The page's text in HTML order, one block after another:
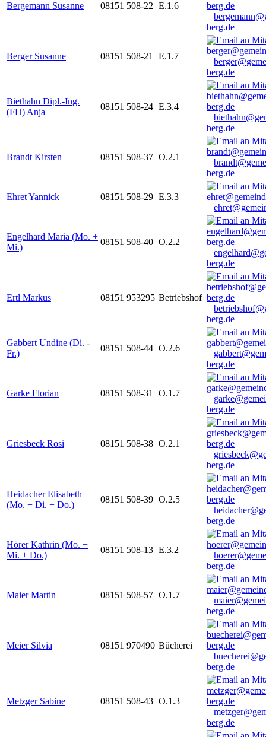
Bergemann Susanne 08151 508-22 E.1.6
berg.de
Berger Susanne 08151 508-21 E.1.7
berg.de
Biethahn Dipl.-Ing.
(FH) Anja
08151 508-24 E.3.4
berg.de
Brandt Kirsten 08151 508-37 O.2.1
berg.de
Ehret Yannick 08151 508-29 E.3.3
Engelhard Maria (Mo. +
Mi.)
08151 508-40 O.2.2
berg.de
Ertl Markus 08151 953295 Betriebshof
berg.de
Gabbert Undine (Di. -
Fr.)
08151 508-44 O.2.6
berg.de
Garke Florian 08151 508-31 O.1.7
berg.de
Griesbeck Rosi 08151 508-38 O.2.1
berg.de
Heidacher Elisabeth
(Mo. + Di. + Do.)
08151 508-39 O.2.5
berg.de
Hörer Kathrin (Mo. +
Mi. + Do.)
08151 508-13 E.3.2
berg.de
Maier Martin 08151 508-57 O.1.7
berg.de
Meier Silvia 08151 970490 Bücherei
berg.de
Metzger Sabine 08151 508-43 O.1.3
berg.de